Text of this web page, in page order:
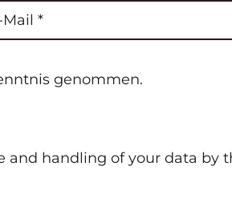
genommen.
and handling of your data by